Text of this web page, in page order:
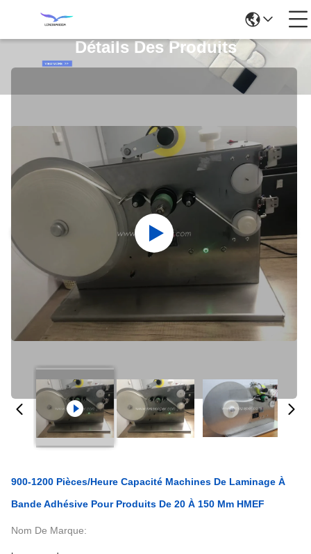
Détails Des Produits
900-1200 Pièces/heure Capacité Machines De Laminage À
Bande Adhésive Pour Produits De 20 À 150 Mm HMEF
Nom De Marque: